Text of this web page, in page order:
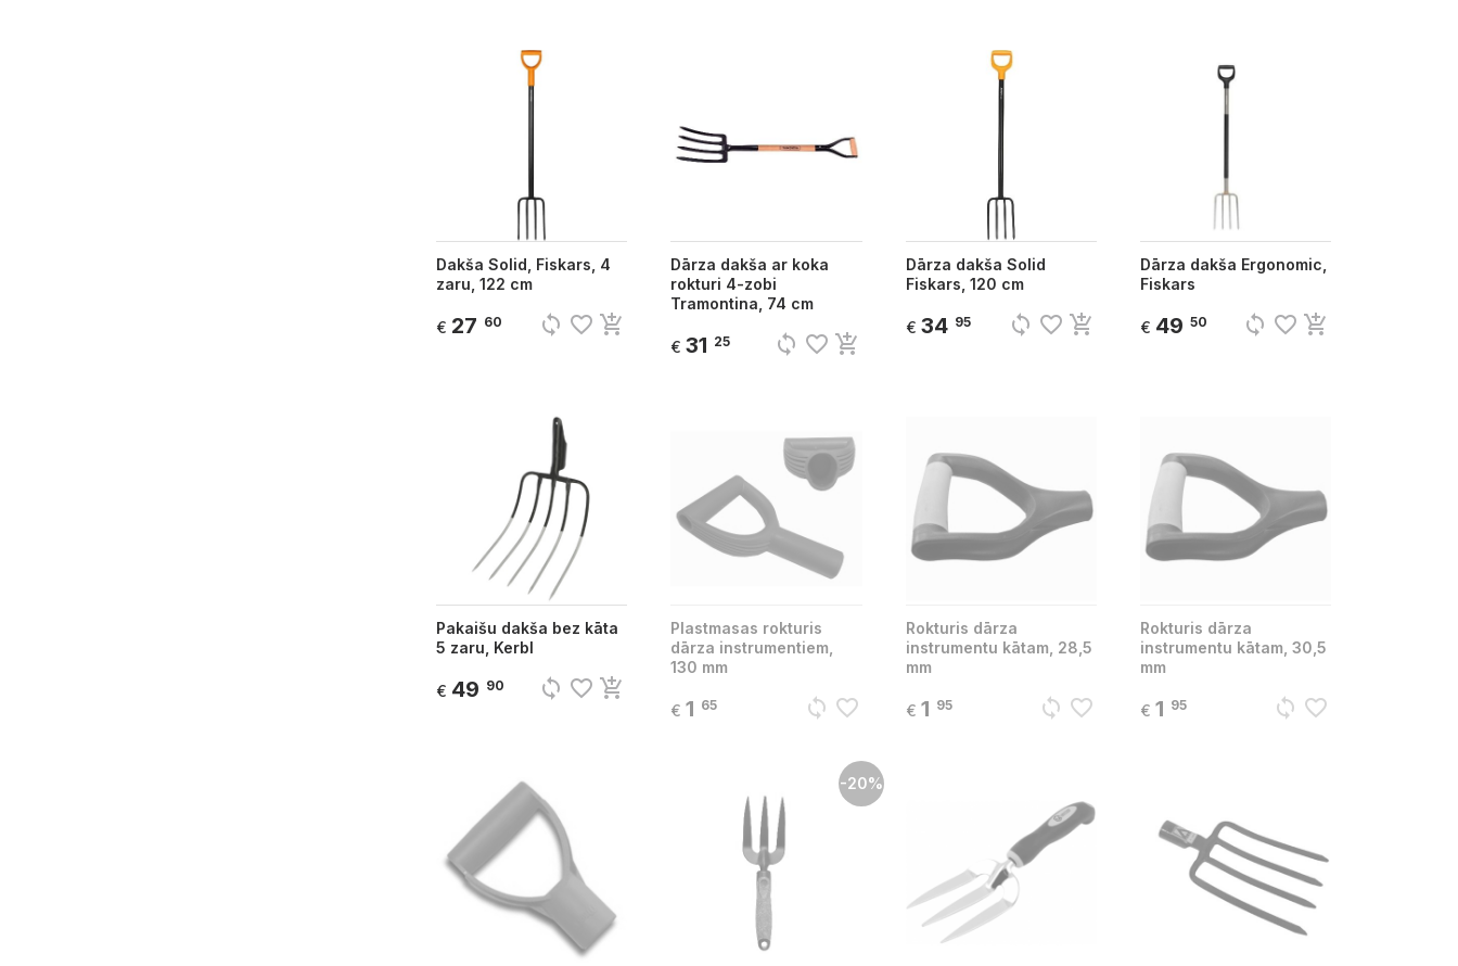
Dakša Solid, Fiskars, 4
zaru, 122 cm
€ 27 60 sync favorite_border add_shopping_cart
Dārza dakša ar koka
rokturi 4-zobi
Tramontina, 74 cm
€ 31 25 sync favorite_border add_shopping_cart
Dārza dakša Solid
Fiskars, 120 cm
€ 34 95 sync favorite_border add_shopping_cart
Dārza dakša Ergonomic,
Fiskars
€ 49 50 sync favorite_border add_shopping_cart
Pakaišu dakša bez kāta
5 zaru, Kerbl
€ 49 90 sync favorite_border add_shopping_cart
Plastmasas rokturis
dārza instrumentiem,
130 mm
€ 1 65 sync favorite_border
Rokturis dārza
instrumentu kātam, 28,5
mm
€ 1 95 sync favorite_border
Rokturis dārza
instrumentu kātam, 30,5
mm
€ 1 95 sync favorite_border
-20%